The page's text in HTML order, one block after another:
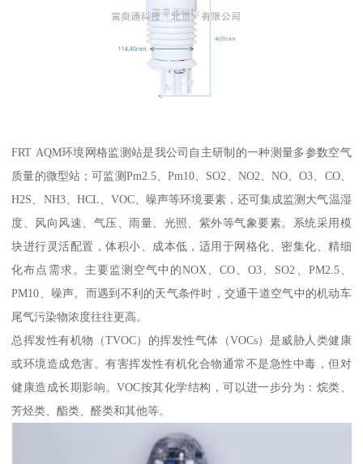
FRT AQM环境网格监测站是我公司自主研制的一种测量多参数空气
质量的微型站；可监测Pm2.5、Pm10、SO2、NO2、NO、O3、CO、
H2S、NH3、HCL、VOC、噪声等环境要素，还可集成监测大气温湿
度、风向风速、气压、雨量、光照、紫外等气象要素。系统采用模
块进行灵活配置，体积小、成本低，适用于网格化、密集化、精细
化布点需求。主要监测空气中的NOX、CO、O3、SO2、PM2.5、
PM10、噪声。而遇到不利的天气条件时，交通干道空气中的机动车
尾气污染物浓度往往更高。
总挥发性有机物（TVOC）的挥发性气体（VOCs）是威胁人类健康
或环境造成危害。有害挥发性有机化合物通常不是急性中毒，但对
健康造成长期影响。VOC按其化学结构，可以进一步分为：烷类、
芳烃类、酯类、醛类和其他等。